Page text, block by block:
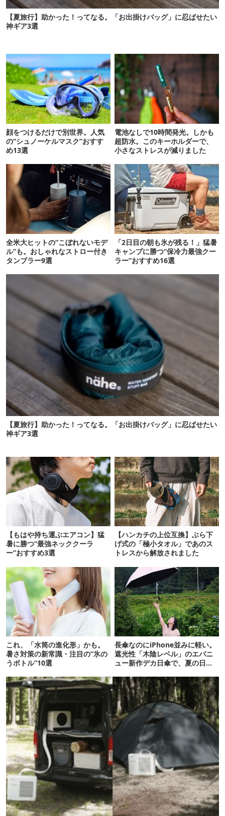
【夏旅行】助かった！ってなる。「お出掛けバッグ」に忍ばせたい
神ギア3選
顔をつけるだけで別世界。人気
の“シュノーケルマスク”おすす
め13選
電池なしで10時間発光。しかも
超防水。このキーホルダーで、
小さなストレスが減りました
全米大ヒットの“こぼれないモデ
ル”も。おしゃれなストロー付き
タンブラー9選
「2日目の朝も氷が残る！」猛暑
キャンプに勝つ“保冷力最強クー
ラー”おすすめ16選
【夏旅行】助かった！ってなる。「お出掛けバッグ」に忍ばせたい
神ギア3選
【もはや持ち運ぶエアコン】猛
暑に勝つ“最強ネッククーラ
ー”おすすめ3選
【ハンカチの上位互換】ぶら下
げ式の「極小タオル」であのス
トレスから解放されました
これ、「水筒の進化形」かも。
暑さ対策の新常識・注目の“氷の
うボトル”10選
長傘なのにiPhone並みに軽い。
遮光性「木陰レベル」のエバニ
ュー新作デカ日傘で、夏の日焼